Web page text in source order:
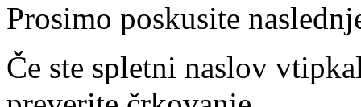
Prosimo poskusite
Če ste spletni naslov